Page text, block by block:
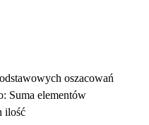
oszacowań
Suma elementów
ilość